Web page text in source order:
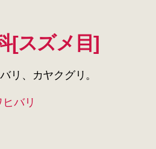
[スズメ目]
リ、カヤクグリ。
ヒバリ